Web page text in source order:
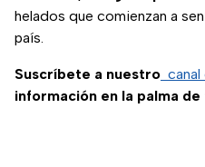
helados que comienzan a
país.
Suscríbete a nuestro
información en la palma de